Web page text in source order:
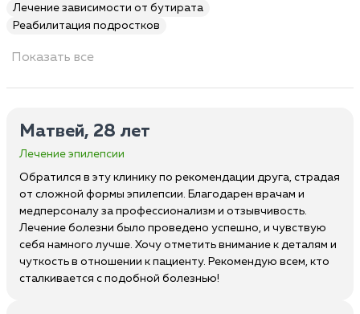
Лечение зависимости от бутирата
Реабилитация подростков
Показать все
Матвей, 28 лет
Лечение эпилепсии
Обратился в эту клинику по рекомендации друга, страдая
от сложной формы эпилепсии. Благодарен врачам и
медперсоналу за профессионализм и отзывчивость.
Лечение болезни было проведено успешно, и чувствую
себя намного лучше. Хочу отметить внимание к деталям и
чуткость в отношении к пациенту. Рекомендую всем, кто
сталкивается с подобной болезнью!